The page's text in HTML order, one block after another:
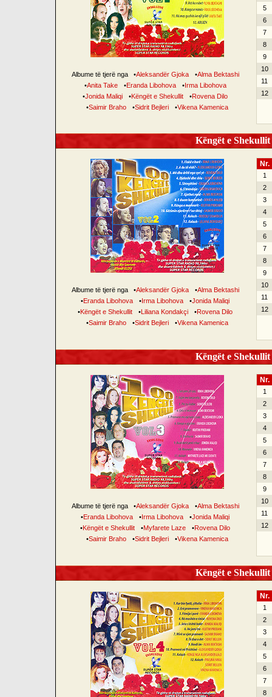
Albume të tjerë nga •Aleksandër Gjoka •Alma Bektashi
•Anita Take •Eranda Libohova •Irma Libohova
•Jonida Maliqi •Këngët e Shekullit •Rovena Dilo
•Saimir Braho •Sidrit Bejleri •Vikena Kamenica
5
6
7
8
9
10
11
12
Këngët e
Albume të tjerë nga •Aleksandër Gjoka •Alma Bektashi
•Eranda Libohova •Irma Libohova •Jonida Maliqi
•Këngët e Shekullit •Liliana Kondakçi •Rovena Dilo
•Saimir Braho •Sidrit Bejleri •Vikena Kamenica
Nr.
1
2
3
4
5
6
7
8
9
10
11
12
Këngët e
Albume të tjerë nga •Aleksandër Gjoka •Alma Bektashi
•Eranda Libohova •Irma Libohova •Jonida Maliqi
•Këngët e Shekullit •Myfarete Laze •Rovena Dilo
•Saimir Braho •Sidrit Bejleri •Vikena Kamenica
Nr.
1
2
3
4
5
6
7
8
9
10
11
12
Këngët e
Nr.
1
2
3
4
5
6
7
8